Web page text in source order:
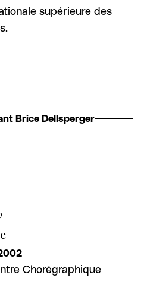
supérieure des
Brice Dellsperger
Chorégraphique